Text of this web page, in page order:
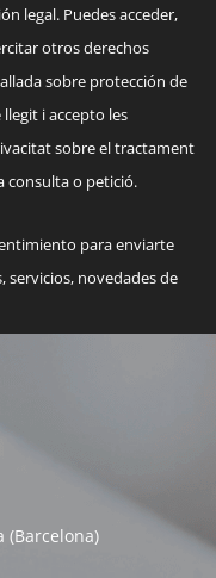
legal. Puedes acceder,
otros derechos
sobre protección de
i accepto les
sobre el tractament
consulta o petició.
para enviarte
novedades de
(Barcelona)